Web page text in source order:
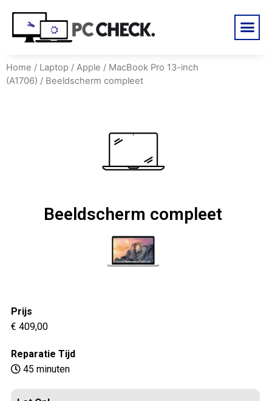
Home / Laptop / Apple / MacBook Pro 13-inch
(A1706) / Beeldscherm compleet
Beeldscherm compleet
Prijs
€ 409,00
Reparatie Tijd
45 minuten